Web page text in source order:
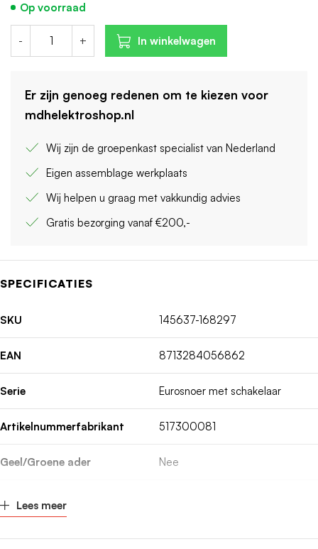
- + In winkelwagen
Er zijn genoeg redenen om te kiezen voor
mdhelektroshop.nl
Wij zijn de groepenkast specialist van Nederland
Eigen assemblage werkplaats
Wij helpen u graag met vakkundig advies
Gratis bezorging vanaf €200,-
Op voorraad
SPECIFICATIES
SKU 145637-168297
EAN 8713284056862
Serie Eurosnoer met schakelaar
Artikelnummerfabrikant 517300081
Geel/Groene ader Nee
Nom. stroom
Lees meer